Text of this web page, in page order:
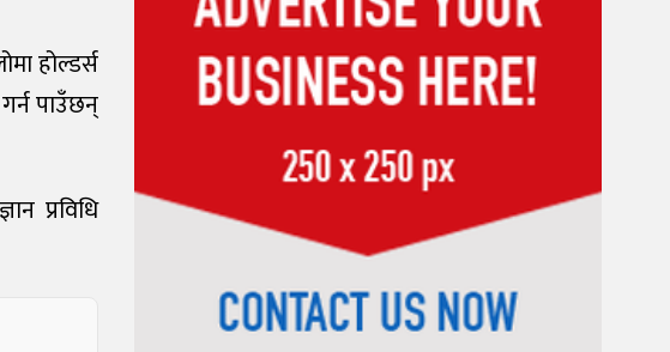
होल्डर्स
पाउँछन्
प्रविधि